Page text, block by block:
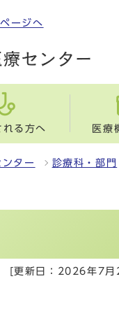
ージへ
れる方へ 医療
ター 診療科・部門
[更新日：2026年7